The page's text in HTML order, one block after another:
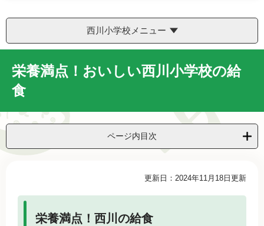
西川小学校メニュー
栄養満点！おいしい西川小学校の給
食
ページ内目次
更新日：2024年11月18日更新
栄養満点！西川の給食